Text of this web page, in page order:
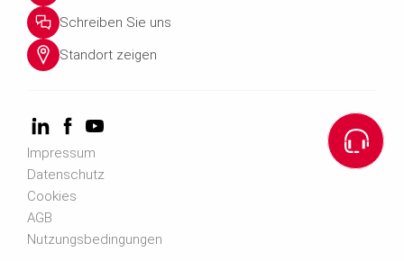
Schreiben Sie uns
Standort zeigen
Impressum
Datenschutz
Cookies
AGB
Nutzungsbedingungen